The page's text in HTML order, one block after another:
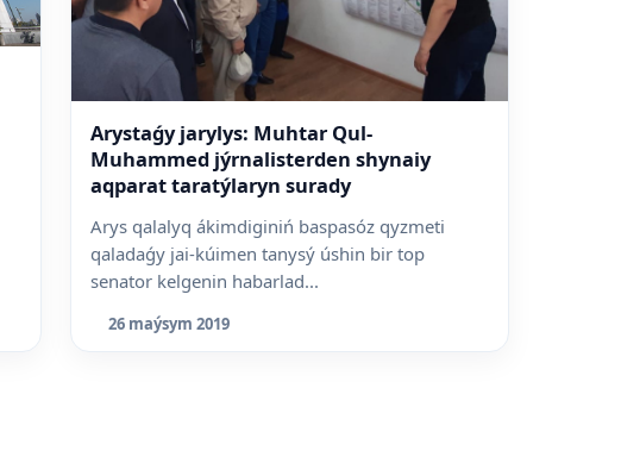
Arystaǵy jarylys: Muhtar Qul-
Muhammed jýrnalisterden shynaiy
aqparat taratýlaryn surady
Arys qalalyq ákimdiginiń baspasóz qyzmeti
qaladaǵy jai-kúimen tanysý úshin bir top
senator kelgenin habarlad...
26 maýsym 2019